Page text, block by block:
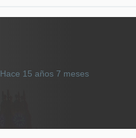
Hace 15 años 7 meses